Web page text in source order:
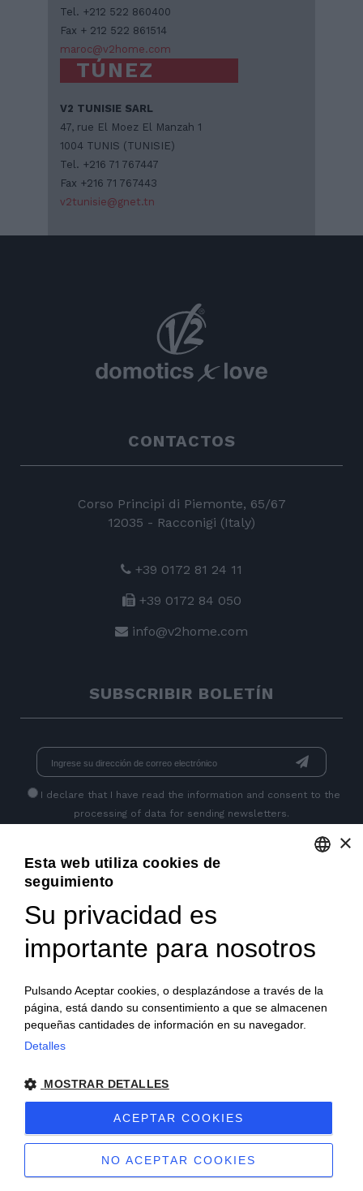
Tel. +212 522 860400
Fax + 212 522 861514
maroc@v2home.com
TÚNEZ
V2 TUNISIE SARL
47, rue El Moez El Manzah 1
1004 TUNIS (TUNISIE)
Tel. +216 71 767447
Fax +216 71 767443
v2tunisie@gnet.tn
CONTACTOS
Corso Principi di Piemonte, 65/67
12035 - Racconigi (Italy)
+39 0172 81 24 11
+39 0172 84 050
info@v2home.com
SUBSCRIBIR BOLETÍN
I declare that I have read the information and consent to the
processing of data for sending newsletters.
PÁGINAS SOCIALES
reservados| P.IVA IT04218710962 |Politica de Privacidad
Notas Legales|Sitemap|EU Data Act Policy
Sitio creado poretinet.it
FRENCH
PORTUGUESE
×
Esta web utiliza cookies de
seguimiento
Su privacidad es
importante para nosotros
Pulsando Aceptar cookies, o desplazándose a través de la
página, está dando su consentimiento a que se almacenen
pequeñas cantidades de información en su navegador.
Detalles
MOSTRAR DETALLES
ACEPTAR COOKIES
NO ACEPTAR COOKIES